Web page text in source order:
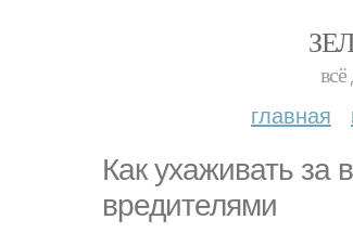
главная
Как ухаживать за
вредителями